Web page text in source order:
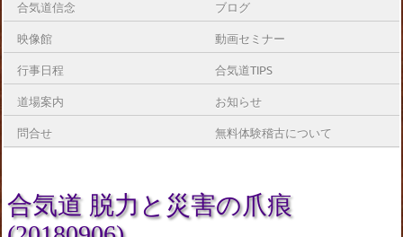
合気道信念 ブログ
映像館 動画セミナー
行事日程 合気道TIPS
道場案内 お知らせ
問合せ 無料体験稽古について
合気道 脱力と災害の爪痕